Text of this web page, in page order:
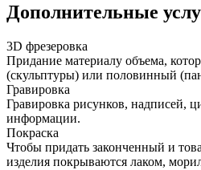
Дополнительные
3D фрезеровка
Придание материалу объема,
(скульптуры) или половинный
Гравировка
Гравировка рисунков, надписей,
информации.
Покраска
Чтобы придать законченный и
изделия покрываются лаком,